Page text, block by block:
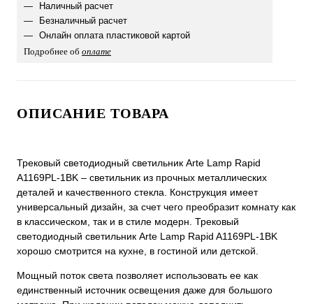
Наличный расчет
Безналичный расчет
Онлайн оплата пластиковой картой
Подробнее об оплате
ОПИСАНИЕ ТОВАРА
Трековый светодиодный светильник Arte Lamp Rapid
A1169PL-1BK – светильник из прочных металлических
деталей и качественного стекла. Конструкция имеет
универсальный дизайн, за счет чего преобразит комнату как
в классическом, так и в стиле модерн. Трековый
светодиодный светильник Arte Lamp Rapid A1169PL-1BK
хорошо смотрится на кухне, в гостиной или детской.
Мощный поток света позволяет использовать ее как
единственный источник освещения даже для большого